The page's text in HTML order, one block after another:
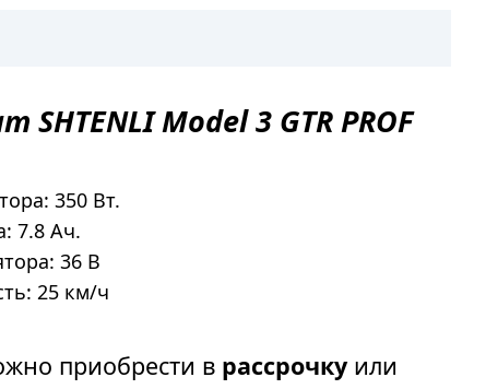
SHTENLI Model 3 GTR PROF
350 Вт.
7.8 Ач.
36 В
25 км/ч
приобрести в рассрочкуили